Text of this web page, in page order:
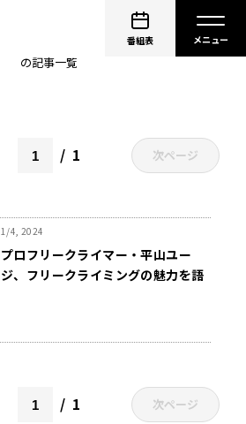
番組表
の記事一覧
1 次ページ
1/4, 2024
プロフリークライマー・平山ユー
ジ、フリークライミングの魅力を語
1 次ページ